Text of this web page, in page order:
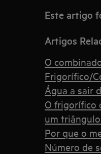
Este artigo
Artigos
O
Frigorífico/
Água a sair
O frigorífico
um
Por que o
Número de